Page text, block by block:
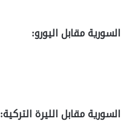
مقابل اليورو:
مقابل الليرة التركية: